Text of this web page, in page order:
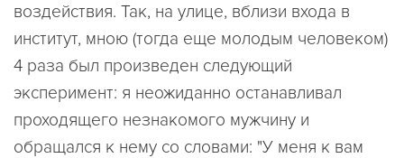
воздействия. Так, на улице, вблизи входа в
институт, мною (тогда еще молодым человеком)
4 раза был произведен следующий
эксперимент: я неожиданно останавливал
проходящего незнакомого мужчину и
обращался к нему со словами: "У меня к вам